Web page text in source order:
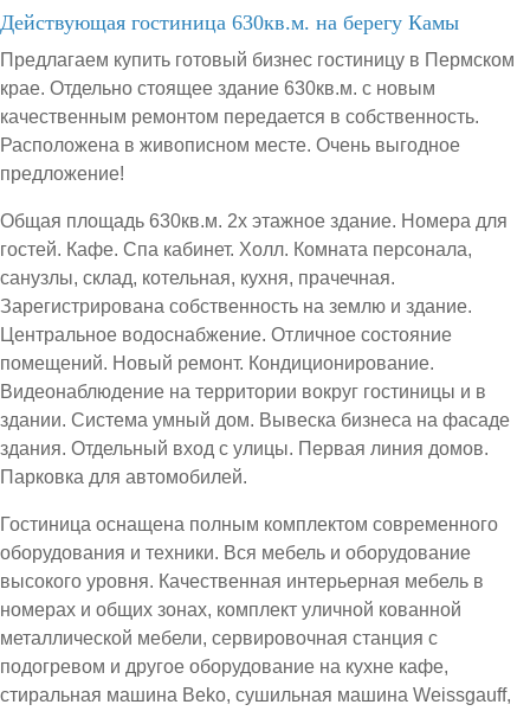
Действующая гостиница 630кв.м. на берегу Камы
Предлагаем купить готовый бизнес гостиницу в Пермском
крае. Отдельно стоящее здание 630кв.м. с новым
качественным ремонтом передается в собственность.
Расположена в живописном месте. Очень выгодное
предложение!
Общая площадь 630кв.м. 2х этажное здание. Номера для
гостей. Кафе. Спа кабинет. Холл. Комната персонала,
санузлы, склад, котельная, кухня, прачечная.
Зарегистрирована собственность на землю и здание.
Центральное водоснабжение. Отличное состояние
помещений. Новый ремонт. Кондиционирование.
Видеонаблюдение на территории вокруг гостиницы и в
здании. Система умный дом. Вывеска бизнеса на фасаде
здания. Отдельный вход с улицы. Первая линия домов.
Парковка для автомобилей.
Гостиница оснащена полным комплектом современного
оборудования и техники. Вся мебель и оборудование
высокого уровня. Качественная интерьерная мебель в
номерах и общих зонах, комплект уличной кованной
металлической мебели, сервировочная станция с
подогревом и другое оборудование на кухне кафе,
стиральная машина Beko, сушильная машина Weissgauff,